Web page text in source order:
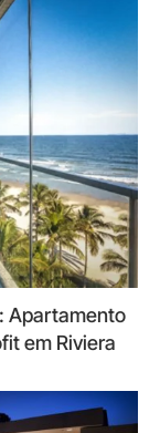
Apartamento
em Riviera